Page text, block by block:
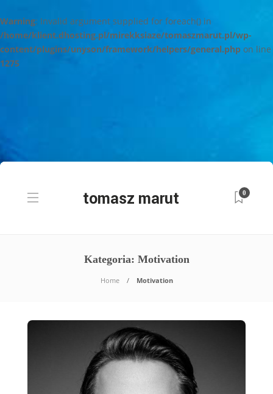
Warning: Invalid argument supplied for foreach() in
/home/klient.dhosting.pl/mirekksiaze/tomaszmarut.pl/wp-
content/plugins/unyson/framework/helpers/general.php on line
1275
0
Kategoria: Motivation
Home Motivation